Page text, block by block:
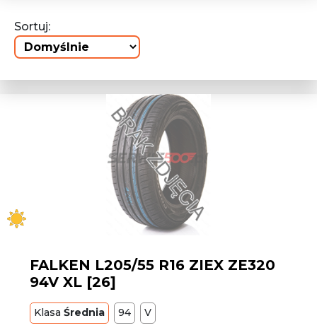
Sortuj:
FALKEN L205/55 R16 ZIEX ZE320
94V XL [26]
KlasaŚrednia 94 V